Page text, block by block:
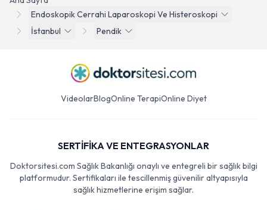
Endoskopik Cerrahi Laparoskopi Ve Histeroskopi
İstanbul
Pendik
VideolarBlogOnline TerapiOnline Diyet
SERTİFİKA VE ENTEGRASYONLAR
Doktorsitesi.com Sağlık Bakanlığı onaylı ve entegreli bir sağlık bilgi
platformudur. Sertifikaları ile tescillenmiş güvenilir altyapısıyla
sağlık hizmetlerine erişim sağlar.